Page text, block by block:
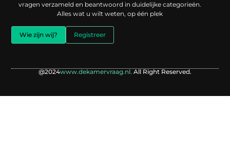
vragen verzameld en beantwoord in duidelijke categorieën.
Alles wat u wilt weten, op één plek
Wie zijn wij? Registreer
@2024www.dekamervraag.nl. All Right Reserved.